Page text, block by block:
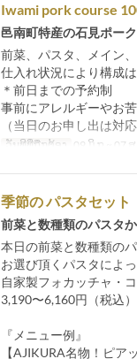
Iwami pork course
邑南町特産の石見ポー
前菜、パスタ、メイン
仕入れ状況により構成
＊前日までの予約制
事前にアレルギーやお
（当日のお申し出は対
ວັນທີທີ່ຖືກຕ້ອງ 09 ມິ.ຖ ~ 07 ສ
季節の パスタセット
前菜と数種類のパスタ
本日の前菜と数種類の
お選び頂くパスタによ
自家製フォカッチャ・
3,190〜6,160円（税込）
『メニュー例』
【AJIKURA名物！ピ